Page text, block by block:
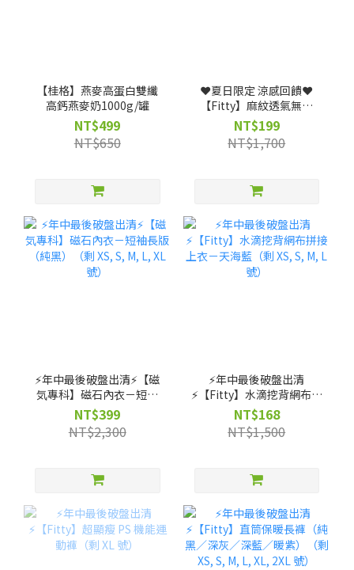
【桂格】燕麥高蛋白雙纖
高鈣燕麥奶1000g/罐
NT$499
NT$650
❤️夏日限定 涼感回饋❤️
【Fitty】麻紋透氣無縫
Polo 衫（剩 XS, S, M, L
號）
NT$199
NT$1,700
⚡️年中最後破盤出清⚡️【磁
気專科】磁石內衣－短袖
長版（純黑）（剩 XS, S,
M, L, XL 號）
NT$399
NT$2,300
⚡️年中最後破盤出清
⚡️【Fitty】水滴挖背網布拼
接上衣－天海藍（剩 XS, S,
M, L 號）
NT$168
NT$1,500